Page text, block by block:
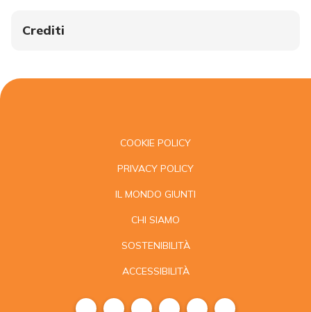
Crediti
COOKIE POLICY
PRIVACY POLICY
IL MONDO GIUNTI
CHI SIAMO
SOSTENIBILITÀ
ACCESSIBILITÀ